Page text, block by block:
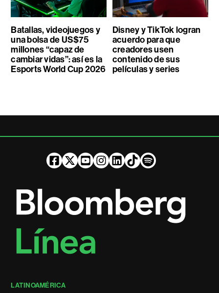
Batallas, videojuegos y
una bolsa de US$75
millones “capaz de
cambiar vidas”: así es la
Esports World Cup 2026
Disney y TikTok logran
acuerdo para que
creadores usen
contenido de sus
películas y series
LATINOAMÉRICA